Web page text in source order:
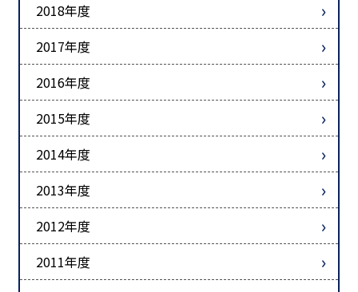
2018年度
2017年度
2016年度
2015年度
2014年度
2013年度
2012年度
2011年度